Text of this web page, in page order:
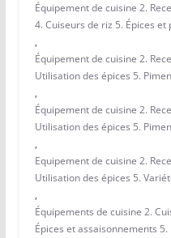
Équipement de cuisine 2.
4. Cuiseurs de riz 5. Épices et
,
Équipement de cuisine 2.
Utilisation des épices 5.
,
Équipement de cuisine 2.
Utilisation des épices 5.
,
Equipement de cuisine 2.
Utilisation des épices 5.
,
Équipements de cuisine 2.
Épices et assaisonnements 5.